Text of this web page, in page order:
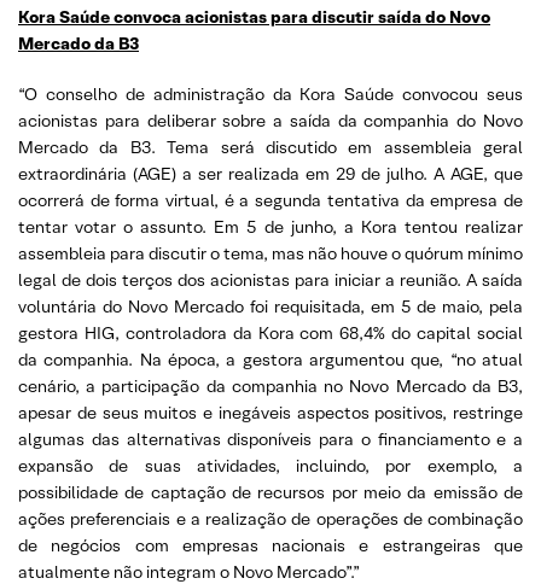
Kora Saúde convoca acionistas para discutir saída do Novo
Mercado da B3
“O conselho de administração da Kora Saúde convocou seus
acionistas para deliberar sobre a saída da companhia do Novo
Mercado da B3. Tema será discutido em assembleia geral
extraordinária (AGE) a ser realizada em 29 de julho. A AGE, que
ocorrerá de forma virtual, é a segunda tentativa da empresa de
tentar votar o assunto. Em 5 de junho, a Kora tentou realizar
assembleia para discutir o tema, mas não houve o quórum mínimo
legal de dois terços dos acionistas para iniciar a reunião. A saída
voluntária do Novo Mercado foi requisitada, em 5 de maio, pela
gestora HIG, controladora da Kora com 68,4% do capital social
da companhia. Na época, a gestora argumentou que, “no atual
cenário, a participação da companhia no Novo Mercado da B3,
apesar de seus muitos e inegáveis aspectos positivos, restringe
algumas das alternativas disponíveis para o financiamento e a
expansão de suas atividades, incluindo, por exemplo, a
possibilidade de captação de recursos por meio da emissão de
ações preferenciais e a realização de operações de combinação
de negócios com empresas nacionais e estrangeiras que
atualmente não integram o Novo Mercado”.”